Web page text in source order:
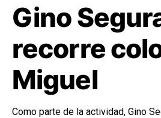
Gino
recorre
Miguel
Como parte de la actividad, Gino